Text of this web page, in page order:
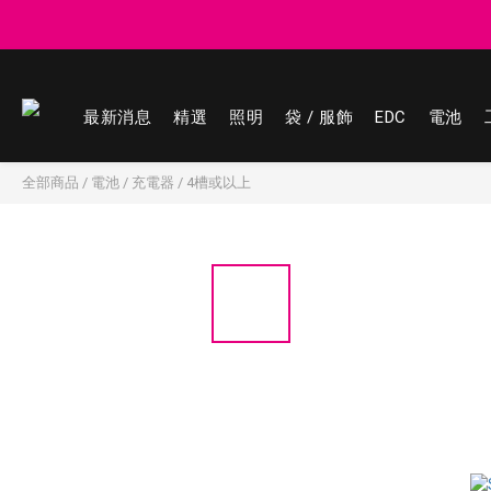
最新消息 精選 照明 袋 / 服飾 EDC 電池
全部商品 / 電池 / 充電器 / 4槽或以上